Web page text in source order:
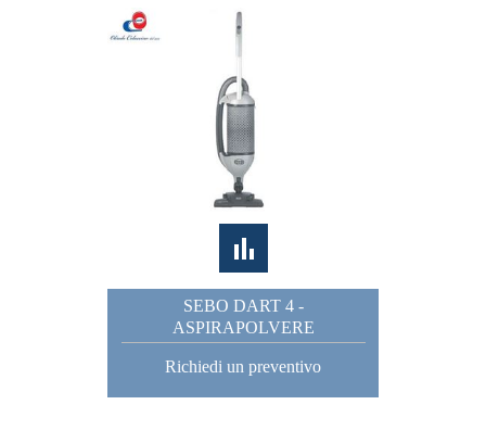
SEBO DART 4 -
ASPIRAPOLVERE
Richiedi un preventivo